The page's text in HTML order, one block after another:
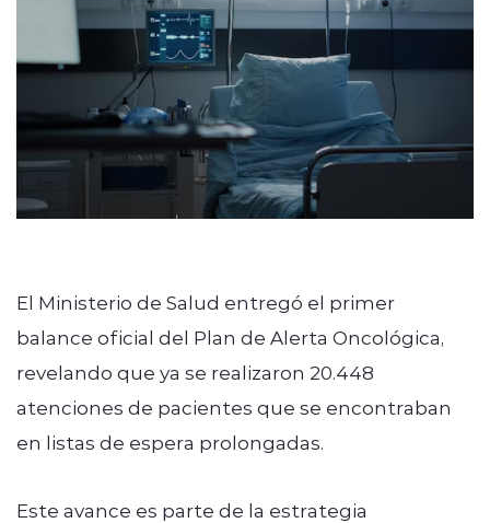
El Ministerio de Salud entregó el primer
balance oficial del Plan de Alerta Oncológica,
revelando que ya se realizaron 20.448
atenciones de pacientes que se encontraban
en listas de espera prolongadas.
Este avance es parte de la estrategia